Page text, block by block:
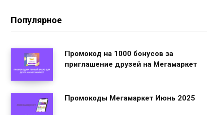
Популярное
Промокод на 1000 бонусов за
приглашение друзей на Мегамаркет
Промокоды Мегамаркет Июнь 2025